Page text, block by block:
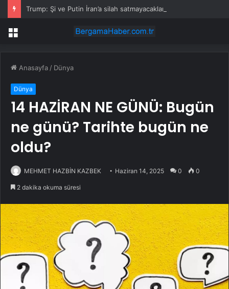
Trump: Şi ve Putin İran’a silah satmayacaklarını söyledi
Menü
Anasayfa / Dünya
Dünya
14 HAZİRAN NE GÜNÜ: Bugün
ne günü? Tarihte bugün ne
oldu?
MEHMET HAZBİN KAZBEK Haziran 14, 2025 0 0
2 dakika okuma süresi